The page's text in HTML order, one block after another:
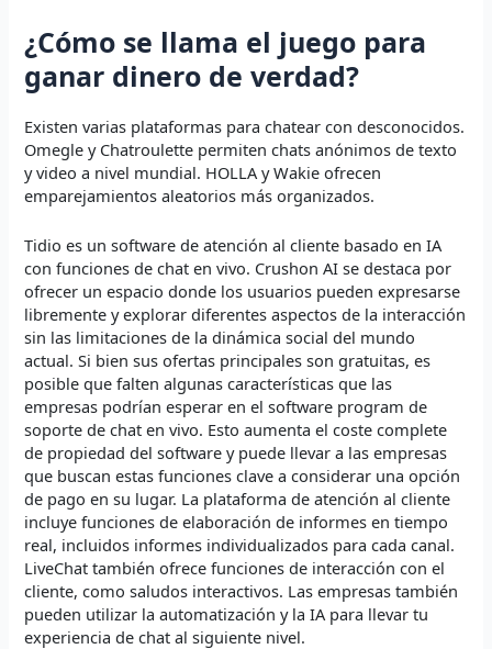
¿Cómo se llama el juego para
ganar dinero de verdad?
Existen varias plataformas para chatear con desconocidos.
Omegle y Chatroulette permiten chats anónimos de texto
y video a nivel mundial. HOLLA y Wakie ofrecen
emparejamientos aleatorios más organizados.
Tidio es un software de atención al cliente basado en IA
con funciones de chat en vivo. Crushon AI se destaca por
ofrecer un espacio donde los usuarios pueden expresarse
libremente y explorar diferentes aspectos de la interacción
sin las limitaciones de la dinámica social del mundo
actual. Si bien sus ofertas principales son gratuitas, es
posible que falten algunas características que las
empresas podrían esperar en el software program de
soporte de chat en vivo. Esto aumenta el coste complete
de propiedad del software y puede llevar a las empresas
que buscan estas funciones clave a considerar una opción
de pago en su lugar. La plataforma de atención al cliente
incluye funciones de elaboración de informes en tiempo
real, incluidos informes individualizados para cada canal.
LiveChat también ofrece funciones de interacción con el
cliente, como saludos interactivos. Las empresas también
pueden utilizar la automatización y la IA para llevar tu
experiencia de chat al siguiente nivel.